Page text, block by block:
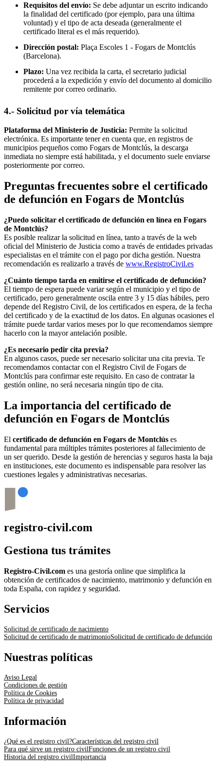
Requisitos del envío: Se debe adjuntar un escrito indicando
la finalidad del certificado (por ejemplo, para una última
voluntad) y el tipo de acta deseada (generalmente el
certificado literal es el más requerido).
Dirección postal: Plaça Escoles 1 - Fogars de Montclús
(Barcelona).
Plazo: Una vez recibida la carta, el secretario judicial
procederá a la expedición y envío del documento al domicilio
remitente por correo ordinario.
4.- Solicitud por vía telemática
Plataforma del Ministerio de Justicia: Permite la solicitud
electrónica. Es importante tener en cuenta que, en registros de
municipios pequeños como Fogars de Montclús, la descarga
inmediata no siempre está habilitada, y el documento suele enviarse
posteriormente por correo.
Preguntas frecuentes sobre el certificado
de defunción en Fogars de Montclús
¿Puedo solicitar el certificado de defunción en línea en Fogars
de Montclús?
Es posible realizar la solicitud en línea, tanto a través de la web
oficial del Ministerio de Justicia como a través de entidades privadas
especialistas en el trámite con el pago por dicha gestión. Nuestra
recomendación es realizarlo a través de www.RegistroCivil.es
¿Cuánto tiempo tarda en emitirse el certificado de defunción?
El tiempo de espera puede variar según el municipio y el tipo de
certificado, pero generalmente oscila entre 3 y 15 días hábiles, pero
depende del Registro Civil, de los certificados en espera, de la fecha
del certificado y de la exactitud de los datos. En algunas ocasiones el
trámite puede tardar varios meses por lo que recomendamos siempre
hacerlo con la mayor antelación posible.
¿Es necesario pedir cita previa?
En algunos casos, puede ser necesario solicitar una cita previa. Te
recomendamos contactar con el Registro Civil de Fogars de
Montclús para confirmar este requisito. En caso de contratar la
gestión online, no será necesaria ningún tipo de cita.
La importancia del certificado de
defunción en Fogars de Montclús
El certificado de defunción en Fogars de Montclús es
fundamental para múltiples trámites posteriores al fallecimiento de
un ser querido. Desde la gestión de herencias y seguros hasta la baja
en instituciones, este documento es indispensable para resolver las
cuestiones legales y administrativas necesarias.
registro-civil.com
Gestiona tus trámites
Registro-Civil.com es una gestoría online que simplifica la
obtención de certificados de nacimiento, matrimonio y defunción en
toda España, con rapidez y seguridad.
Servicios
Solicitud de certificado de nacimiento
Solicitud de certificado de matrimonioSolicitud de certificado de defunción
Nuestras políticas
Aviso Legal
Condiciones de gestión
Política de Cookies
Política de privacidad
Información
¿Qué es el registro civil?Características del registro civil
Para qué sirve un registro civilFunciones de un registro civil
Historia del registro civilImportancia